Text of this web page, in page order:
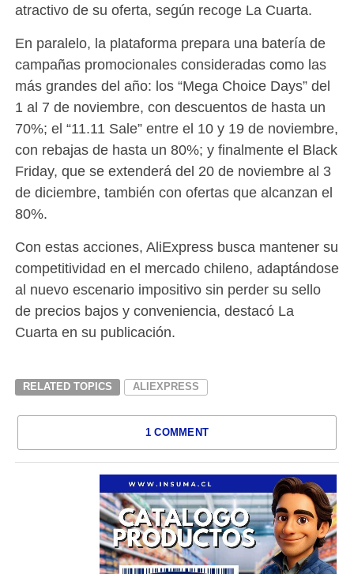
atractivo de su oferta, según recoge La Cuarta.
En paralelo, la plataforma prepara una batería de
campañas promocionales consideradas como las
más grandes del año: los “Mega Choice Days” del
1 al 7 de noviembre, con descuentos de hasta un
70%; el “11.11 Sale” entre el 10 y 19 de noviembre,
con rebajas de hasta un 80%; y finalmente el Black
Friday, que se extenderá del 20 de noviembre al 3
de diciembre, también con ofertas que alcanzan el
80%.
Con estas acciones, AliExpress busca mantener su
competitividad en el mercado chileno, adaptándose
al nuevo escenario impositivo sin perder su sello
de precios bajos y conveniencia, destacó La
Cuarta en su publicación.
RELATED TOPICS ALIEXPRESS
1 COMMENT